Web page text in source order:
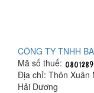
CÔNG TY TNHH
Mã số thuế:
Địa chỉ: Thôn Xuân
Hải Dương